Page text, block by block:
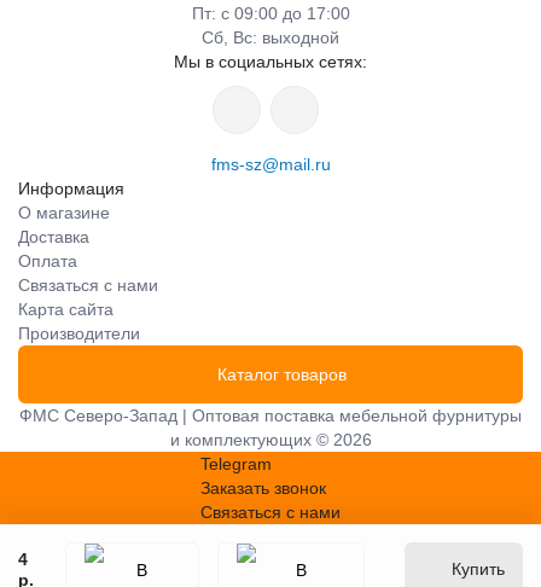
4
р.
Купить
Пт: с 09:00 до 17:00
Сб, Вс: выходной
Мы в социальных сетях:
fms-sz@mail.ru
Информация
О магазине
Доставка
Оплата
Связаться с нами
Карта сайта
Производители
Каталог товаров
ФМС Северо-Запад | Оптовая поставка мебельной фурнитуры
и комплектующих © 2026
Telegram
Заказать звонок
Связаться с нами